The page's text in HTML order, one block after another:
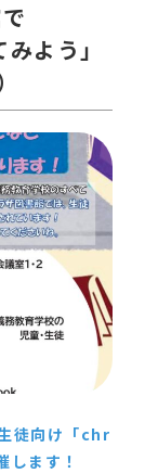
よう」
徒向け「chr
ます！